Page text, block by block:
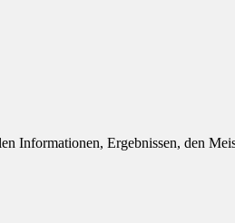
Informationen, Ergebnissen, den